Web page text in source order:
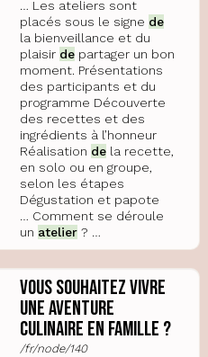
… Les ateliers sont
placés sous le signe de
la bienveillance et du
plaisir de partager un bon
moment. Présentations
des participants et du
programme Découverte
des recettes et des
ingrédients à l’honneur
Réalisation de la recette,
en solo ou en groupe,
selon les étapes
Dégustation et papote
… Comment se déroule
un atelier ? …
Vous souhaitez vivre
une aventure
culinaire en famille ?
/fr/node/140